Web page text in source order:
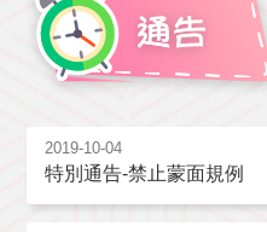
2019-10-04
特別通告-禁止蒙面規例